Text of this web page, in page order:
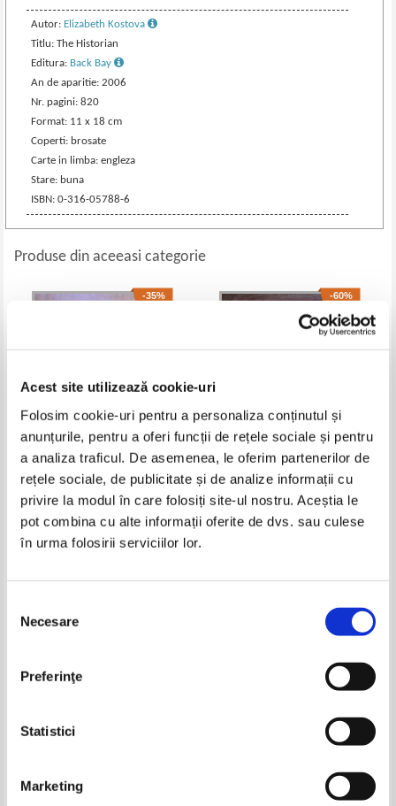
Acest site utilizează cookie-uri
Folosim cookie-uri pentru a personaliza conținutul și
anunțurile, pentru a oferi funcții de rețele sociale și pentru
a analiza traficul. De asemenea, le oferim partenerilor de
rețele sociale, de publicitate și de analize informații cu
privire la modul în care folosiți site-ul nostru. Aceștia le
pot combina cu alte informații oferite de dvs. sau culese
în urma folosirii serviciilor lor.
consimțământului
Necesare
Preferinţe
Statistici
Marketing
Autor: Elizabeth Kostova
Titlu: The Historian
Editura: Back Bay
An de aparitie: 2006
Nr. pagini: 820
Format: 11 x 18 cm
Coperti: brosate
Carte in limba: engleza
Stare: buna
ISBN: 0-316-05788-6
Produse din aceeasi categorie
-35%
Charles Cumming - The spanish
game
Pret:21,00Lei 13,65 Lei
Adaugă în coș
-60%
Dan Brown - The Da Vinci Code
Pret:40,00Lei 16,00 Lei
Virgil Lefter - Dictionar de
proverbe englez-roman
Robert Louis Stevenson -